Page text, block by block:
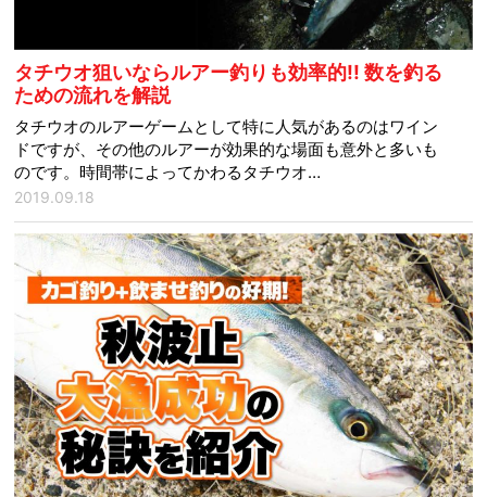
タチウオ狙いならルアー釣りも効率的!! 数を釣る
ための流れを解説
タチウオのルアーゲームとして特に人気があるのはワイン
ドですが、その他のルアーが効果的な場面も意外と多いも
のです。時間帯によってかわるタチウオ…
2019.09.18